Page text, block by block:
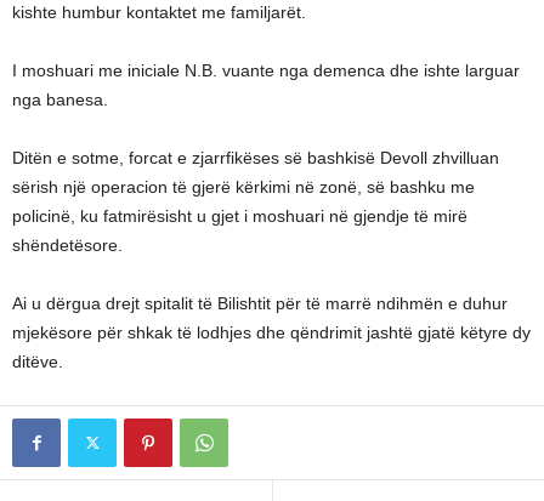
kishte humbur kontaktet me familjarët.
I moshuari me iniciale N.B. vuante nga demenca dhe ishte larguar
nga banesa.
Ditën e sotme, forcat e zjarrfikëses së bashkisë Devoll zhvilluan
sërish një operacion të gjerë kërkimi në zonë, së bashku me
policinë, ku fatmirësisht u gjet i moshuari në gjendje të mirë
shëndetësore.
Ai u dërgua drejt spitalit të Bilishtit për të marrë ndihmën e duhur
mjekësore për shkak të lodhjes dhe qëndrimit jashtë gjatë këtyre dy
ditëve.